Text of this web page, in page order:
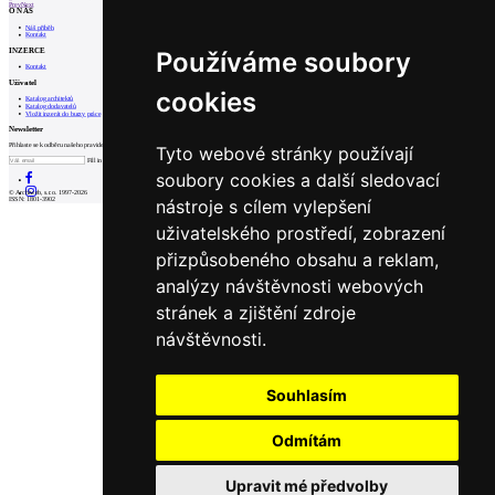
Používáme soubory
cookies
Tyto webové stránky používají
soubory cookies a další sledovací
nástroje s cílem vylepšení
uživatelského prostředí, zobrazení
přizpůsobeného obsahu a reklam,
analýzy návštěvnosti webových
stránek a zjištění zdroje
návštěvnosti.
Souhlasím
Odmítám
Upravit mé předvolby
PrevNext
O NÁS
Náš příběh
Kontakt
INZERCE
Kontakt
Uživatel
Katalog architektů
Katalog dodavatelů
Vložit inzerát do burzy práce
Newsletter
Přihlaste se k odběru našeho pravidelného týdenního newsletteru:
Fill in „nospam“
© Archiweb, s.r.o. 1997-2026
ISSN: 1801-3902